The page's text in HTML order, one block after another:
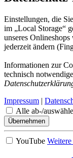
Einstellungen, die
im „Local Storage“
unseres
jederzeit ändern
Informationen zur
technisch
Impressum |
Alle ab-/
Übernehmen
YouTube